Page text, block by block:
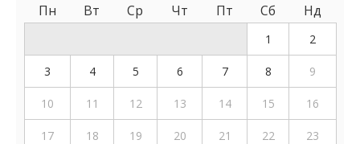
Пн
Вт Ср Чт Пт Сб Нд
1 2
3 4 5 6 7 8 9
10 11 12 13 14 15 16
17 18 19 20 21 22 23